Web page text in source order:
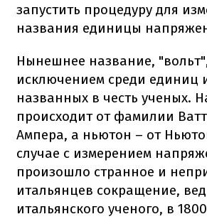
запустить процедуру для
названия единицы
Нынешнее название,
исключением среди единиц
названных в честь ученых.
происходит от фамилии
Ампера, а ньютон – от
случае с измерением
произошло странное и
итальянцев сокращение,
итальянского ученого, в